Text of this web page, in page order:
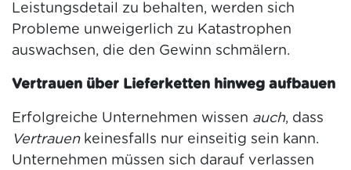
Leistungsdetail zu behalten, werden sich
Probleme unweigerlich zu Katastrophen
auswachsen, die den Gewinn schmälern.
Vertrauen über Lieferketten hinweg aufbauen
Erfolgreiche Unternehmen wissen auch, dass
Vertrauenkeinesfalls nur einseitig sein kann.
Unternehmen müssen sich darauf verlassen